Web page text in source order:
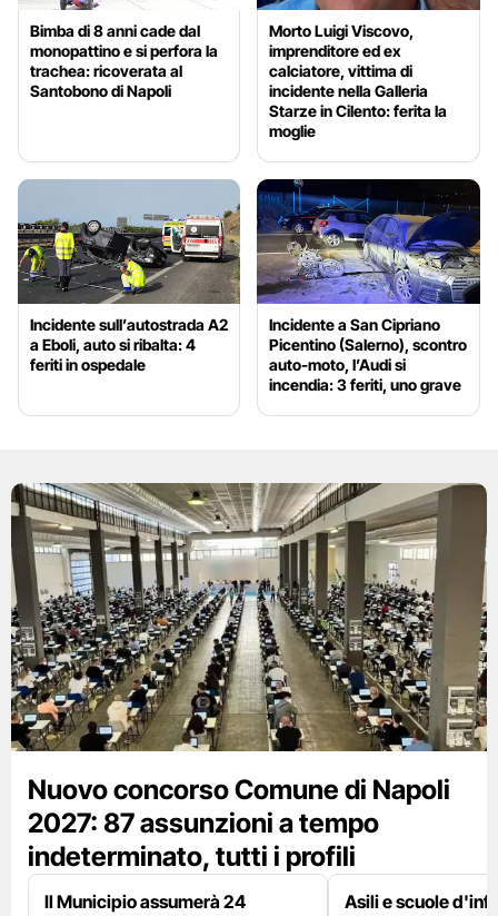
Bimba di 8 anni cade dal
monopattino e si perfora la
trachea: ricoverata al
Santobono di Napoli
Morto Luigi Viscovo,
imprenditore ed ex
calciatore, vittima di
incidente nella Galleria
Starze in Cilento: ferita la
moglie
Incidente sull’autostrada A2
a Eboli, auto si ribalta: 4
feriti in ospedale
Incidente a San Cipriano
Picentino (Salerno), scontro
auto-moto, l’Audi si
incendia: 3 feriti, uno grave
Nuovo concorso Comune di Napoli
2027: 87 assunzioni a tempo
indeterminato, tutti i profili
Il Municipio assumerà 24
Asili e scuole